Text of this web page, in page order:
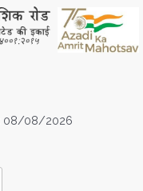
08/08/2026